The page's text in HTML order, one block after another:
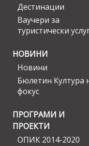
Дестинации
Ваучери за
туристически
НОВИНИ
Новини
Бюлетин Култура
фокус
ПРОГРАМИ И
ПРОЕКТИ
ОПИК 2014-2020